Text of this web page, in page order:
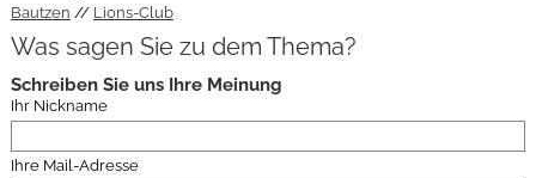
Bautzen Lions-Club
Was sagen Sie zu dem Thema?
Schreiben Sie uns Ihre Meinung
Ihr Nickname
Ihre Mail-Adresse